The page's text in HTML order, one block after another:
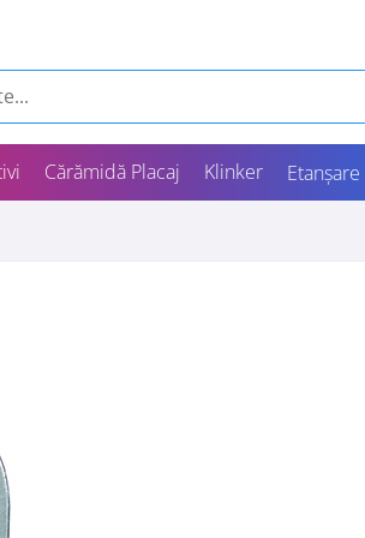
Cărămidă Placaj Klinker Etanșare